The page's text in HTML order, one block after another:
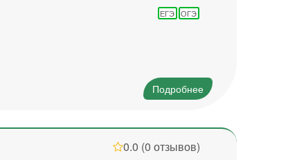
ЕГЭ ОГЭ
Подробнее
0.0 (0 отзывов)